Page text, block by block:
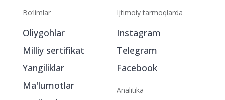
Bo‘limlar
Oliygohlar
Milliy sertifikat
Yangiliklar
Ma'lumotlar
Ijtimoiy tarmoqlarda
Instagram
Telegram
Facebook
Analitika